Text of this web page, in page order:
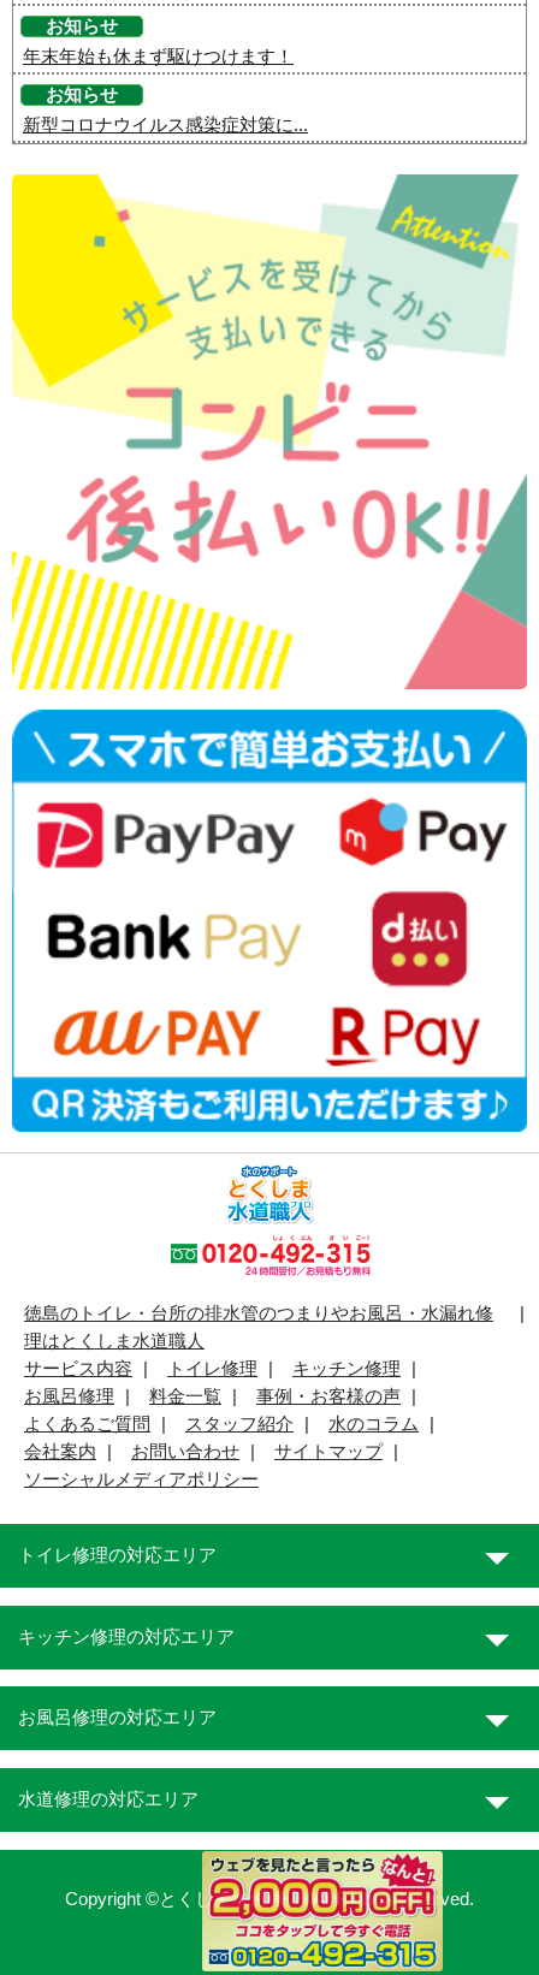
お知らせ
年末年始も休まず駆けつけます！
お知らせ
新型コロナウイルス感染症対策に...
徳島のトイレ・台所の排水管のつまりやお風呂・水漏れ修
理はとくしま水道職人
サービス内容
トイレ修理
キッチン修理
お風呂修理
料金一覧
事例・お客様の声
よくあるご質問
スタッフ紹介
水のコラム
会社案内
お問い合わせ
サイトマップ
ソーシャルメディアポリシー
トイレ修理の対応エリア
キッチン修理の対応エリア
お風呂修理の対応エリア
水道修理の対応エリア
Copyright ©とくしま水道職人. All Rights Reserved.